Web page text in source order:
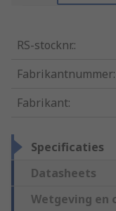
RS-stocknr.:
Fabrikantnummer:
Fabrikant:
Specificaties
Datasheets
Wetgeving